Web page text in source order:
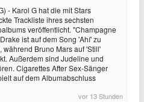
- Karol G hat die mit Stars
Trackliste ihres sechsten
veröffentlicht. "Champagne
ist auf dem Song 'Ahí' zu
während Bruno Mars auf 'Still'
Außerdem sind Judeline und
Cigarettes After Sex-Sänger
auf dem Albumabschluss
vor 13 Stunden